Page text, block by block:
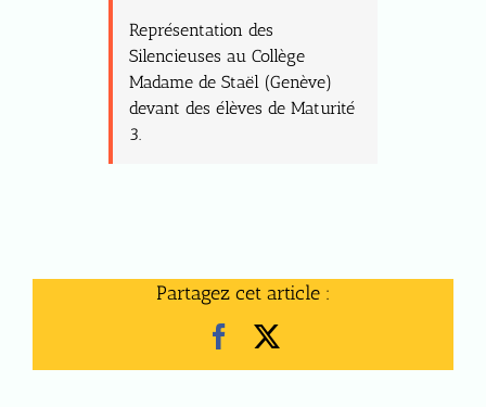
Représentation des
Silencieuses au Collège
Madame de Staël (Genève)
devant des élèves de Maturité
3.
Partagez cet article :
Facebook